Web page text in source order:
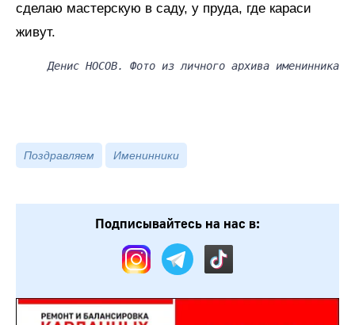
сделаю мастерскую в саду, у пруда, где караси
живут.
Денис НОСОВ. Фото из личного архива именинника
Поздравляем Именинники
Подписывайтесь на нас в: